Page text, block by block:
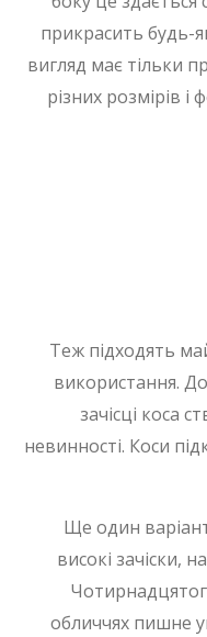
прикрасить будь-
вигляд має тільки
різних розмірів
Теж підходять
використання.
зачісці коса
невинності. Коси
Ще один
високі зачіски,
обличчях пишне